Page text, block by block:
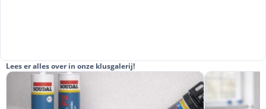
Lees er alles over in onze klusgalerij!